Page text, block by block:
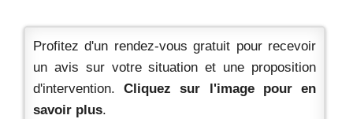
Profitez d'un rendez-vous gratuit pour recevoir
un avis sur votre situation et une proposition
d'intervention. Cliquez sur l'image pour en
savoir plus.